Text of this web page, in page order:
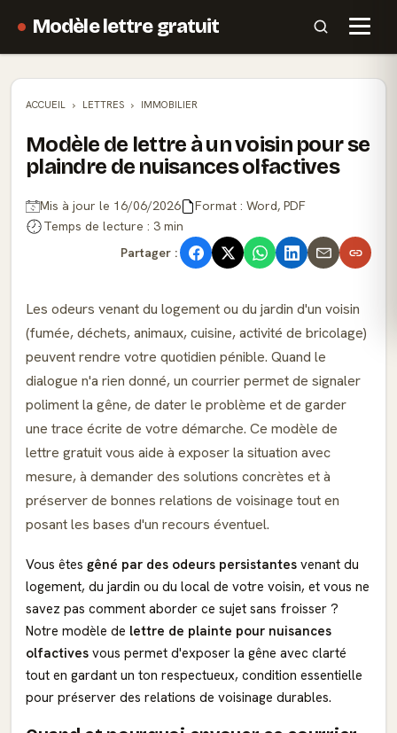
Modèle lettre gratuit
ACCUEIL LETTRES IMMOBILIER
Modèle de lettre à un voisin pour se
plaindre de nuisances olfactives
Mis à jour le 16/06/2026
Format : Word, PDF
Temps de lecture : 3 min
Partager :
Les odeurs venant du logement ou du jardin d'un voisin
(fumée, déchets, animaux, cuisine, activité de bricolage)
peuvent rendre votre quotidien pénible. Quand le
dialogue n'a rien donné, un courrier permet de signaler
poliment la gêne, de dater le problème et de garder
une trace écrite de votre démarche. Ce modèle de
lettre gratuit vous aide à exposer la situation avec
mesure, à demander des solutions concrètes et à
préserver de bonnes relations de voisinage tout en
posant les bases d'un recours éventuel.
Vous êtes gêné par des odeurs persistantes venant du
logement, du jardin ou du local de votre voisin, et vous ne
savez pas comment aborder ce sujet sans froisser ?
Notre modèle de lettre de plainte pour nuisances
olfactives vous permet d'exposer la gêne avec clarté
tout en gardant un ton respectueux, condition essentielle
pour préserver des relations de voisinage durables.